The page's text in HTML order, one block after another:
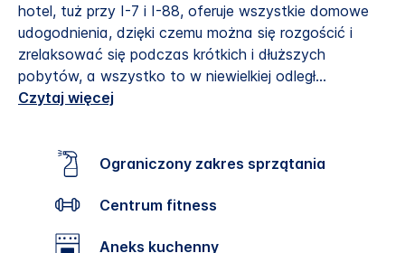
hotel, tuż przy I-7 i I-88, oferuje wszystkie domowe
udogodnienia, dzięki czemu można się rozgościć i
zrelaksować się podczas krótkich i dłuższych
pobytów, a wszystko to w niewielkiej odległ...
Czytaj więcej
Ograniczony zakres sprzątania
Centrum fitness
Aneks kuchenny